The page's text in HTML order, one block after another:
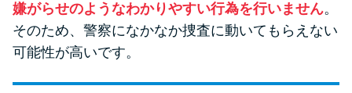
嫌がらせのようなわかりやすい行為を行いません。
そのため、警察になかなか捜査に動いてもらえない
可能性が高いです。